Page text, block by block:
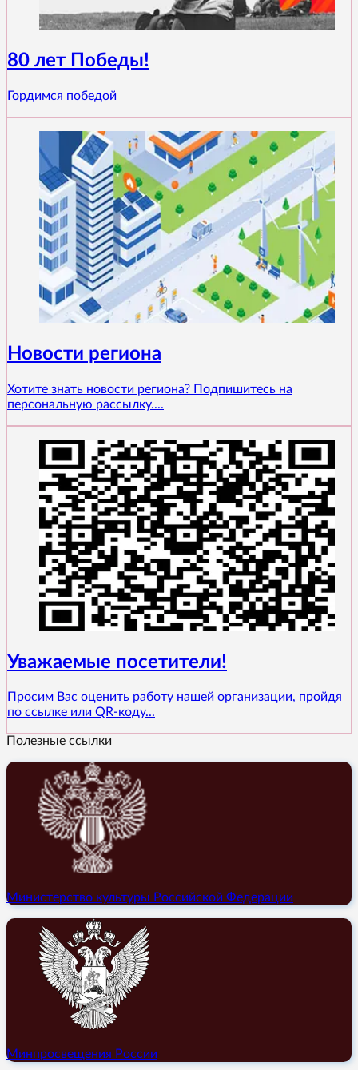
80 лет Победы!
Гордимся победой
Новости региона
Хотите знать новости региона? Подпишитесь на
персональную рассылку....
Уважаемые посетители!
Просим Вас оценить работу нашей организации, пройдя
по ссылке или QR-коду...
Полезные ссылки
Министерство культуры Российской Федерации
Минпросвещения России